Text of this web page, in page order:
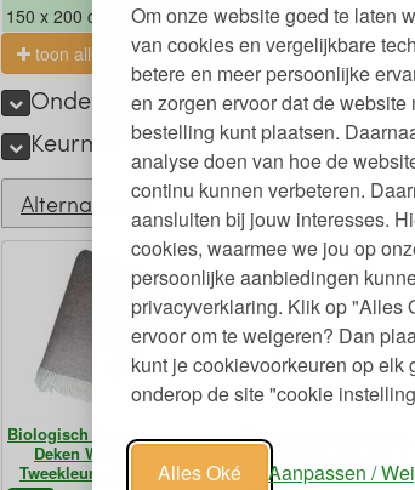
Om onze website goed te laten
van cookies en vergelijkbare
betere en meer persoonlijke
en zorgen ervoor dat de
bestelling kunt plaatsen.
analyse doen van hoe de
continu kunnen verbeteren.
aansluiten bij jouw interesses.
cookies, waarmee we jou op
persoonlijke aanbiedingen
privacyverklaring. Klik op "Alles
ervoor om te weigeren? Dan
kunt je cookievoorkeuren op
onderop de site "cookie
Alles Oké Aanpassen /
150 x 200 cm.
Eenpersoons 1800 gr.
toon alles
Onderhoud Steinbeck wollen
Keurmerken en labels Steinbeck
Alternatieven
Biologisch Scheerwollen
Deken Wetterstein
Tweekleurig 150 x 210
Dekentje Coburg- 3
Maten